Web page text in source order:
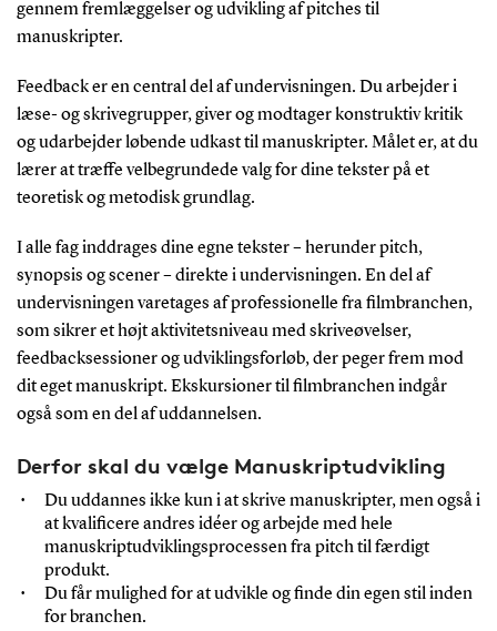
gennem fremlæggelser og udvikling af pitches til
manuskripter.
Feedback er en central del af undervisningen. Du arbejder i
læse- og skrivegrupper, giver og modtager konstruktiv kritik
og udarbejder løbende udkast til manuskripter. Målet er, at du
lærer at træffe velbegrundede valg for dine tekster på et
teoretisk og metodisk grundlag.
I alle fag inddrages dine egne tekster – herunder pitch,
synopsis og scener – direkte i undervisningen. En del af
undervisningen varetages af professionelle fra filmbranchen,
som sikrer et højt aktivitetsniveau med skriveøvelser,
feedbacksessioner og udviklingsforløb, der peger frem mod
dit eget manuskript. Ekskursioner til filmbranchen indgår
også som en del af uddannelsen.
Derfor skal du vælge Manuskriptudvikling
Du uddannes ikke kun i at skrive manuskripter, men også i
at kvalificere andres idéer og arbejde med hele
manuskriptudviklingsprocessen fra pitch til færdigt
produkt.
Du får mulighed for at udvikle og finde din egen stil inden
for branchen.